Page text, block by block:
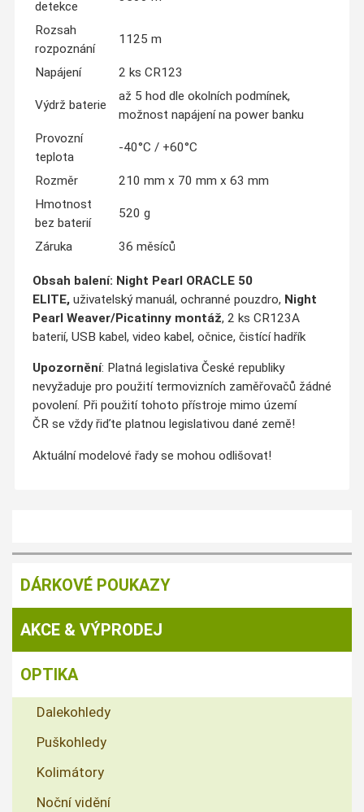
detekce
Rozsah
rozpoznání
1125 m
Napájení 2 ks CR123
Výdrž baterie
až 5 hod dle okolních podmínek,
možnost napájení na power banku
Provozní
teplota
-40°C / +60°C
Rozměr
210 mm x 70 mm x 63 mm
Hmotnost
bez baterií
520 g
Záruka 36 měsíců
Obsah balení: Night Pearl ORACLE 50
ELITE, uživatelský manuál, ochranné pouzdro, Night
Pearl Weaver/Picatinny montáž, 2 ks CR123A
baterií, USB kabel, video kabel, očnice, čistící hadřík
Upozornění: Platná legislativa České republiky
nevyžaduje pro použití termovizních zaměřovačů žádné
povolení. Při použití tohoto přístroje mimo území
ČR se vždy řiďte platnou legislativou dané země!
Aktuální modelové řady se mohou odlišovat!
DÁRKOVÉ POUKAZY
AKCE & VÝPRODEJ
OPTIKA
Dalekohledy
Puškohledy
Kolimátory
Noční vidění